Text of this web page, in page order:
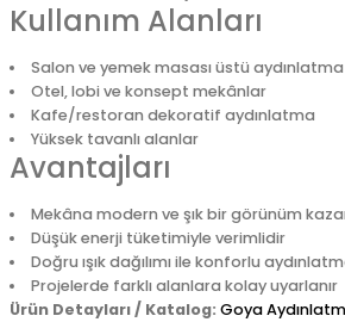
Kullanım Alanları
Salon ve yemek masası üstü aydınlatma
Otel, lobi ve konsept mekânlar
Kafe/restoran dekoratif aydınlatma
Yüksek tavanlı alanlar
Avantajları
Mekâna modern ve şık bir görünüm
Düşük enerji tüketimiyle verimlidir
Doğru ışık dağılımı ile konforlu
Projelerde farklı alanlara kolay uyarlanır
Ürün Detayları / Katalog: Goya